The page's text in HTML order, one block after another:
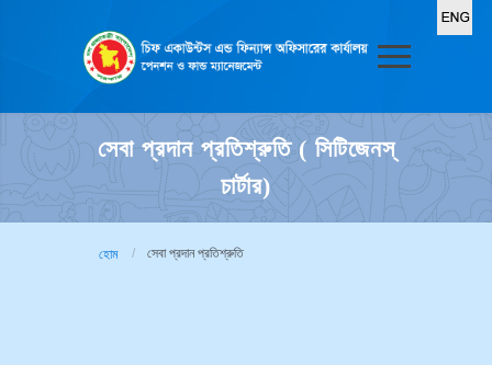
সেবা প্রদান প্রতিশ্রুতি ( সিটিজেনস্
চার্টার)
হোম সেবা প্রদান প্রতিশ্রুতি